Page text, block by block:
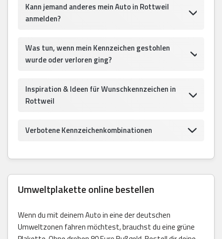
Kann jemand anderes mein Auto in Rottweil
anmelden?
Was tun, wenn mein Kennzeichen gestohlen
wurde oder verloren ging?
Inspiration & Ideen für Wunschkennzeichen in
Rottweil
Verbotene Kennzeichenkombinationen
Umweltplakette online bestellen
Wenn du mit deinem Auto in eine der deutschen
Umweltzonen fahren möchtest, brauchst du eine grüne